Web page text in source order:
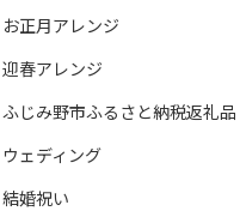
お正月アレンジ
迎春アレンジ
ふじみ野市ふるさと納税返礼品
ウェディング
結婚祝い